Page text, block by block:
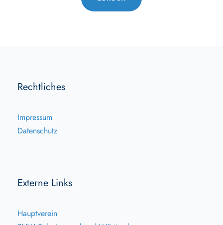
Rechtliches
Impressum
Datenschutz
Externe Links
Hauptverein